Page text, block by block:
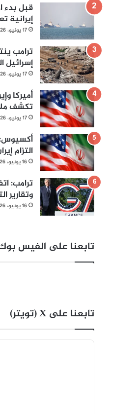
قبل بدء
إيرانية
17 يونيو، 2026
ترامب
إسرائيل
17 يونيو، 2026
تكشف
17 يونيو، 2026
التزام
16 يونيو، 2026
ترامب:
وتقارير
16 يونيو، 2026
تابعنا على الفيس
تابعنا على X (تويتر)